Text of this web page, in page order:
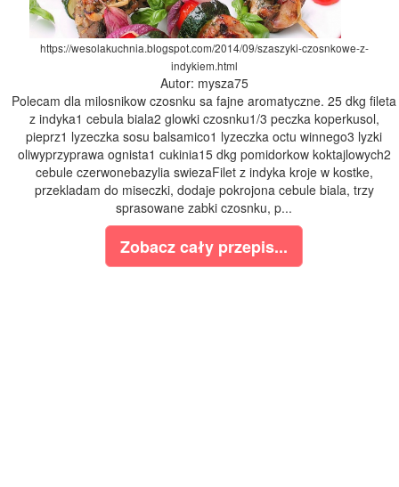
https://wesolakuchnia.blogspot.com/2014/09/szaszyki-czosnkowe-z-
indykiem.html
Autor: mysza75
Polecam dla milosnikow czosnku sa fajne aromatyczne. 25 dkg fileta
z indyka1 cebula biala2 glowki czosnku1/3 peczka koperkusol,
pieprz1 lyzeczka sosu balsamico1 lyzeczka octu winnego3 lyzki
oliwyprzyprawa ognista1 cukinia15 dkg pomidorkow koktajlowych2
cebule czerwonebazylia swiezaFilet z indyka kroje w kostke,
przekladam do miseczki, dodaje pokrojona cebule biala, trzy
sprasowane zabki czosnku, p...
Zobacz cały przepis...